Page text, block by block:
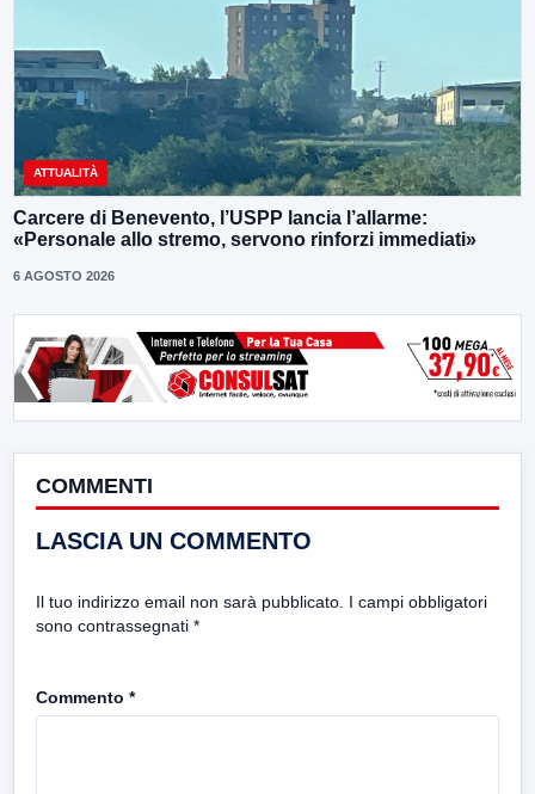
ATTUALITÀ
Carcere di Benevento, l’USPP lancia l’allarme:
«Personale allo stremo, servono rinforzi immediati»
6 AGOSTO 2026
COMMENTI
LASCIA UN COMMENTO
Il tuo indirizzo email non sarà pubblicato. I campi obbligatori
sono contrassegnati *
Commento *